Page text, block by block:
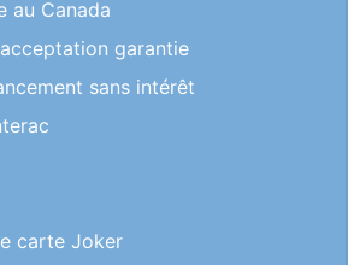
au Canada
garantie
sans intérêt
carte Joker